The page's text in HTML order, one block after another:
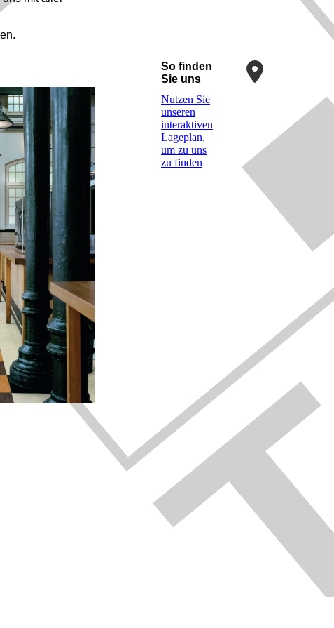
So finden
Sie uns
Nutzen Sie
unseren
interaktiven
La­ge­plan,
um zu uns
zu finden